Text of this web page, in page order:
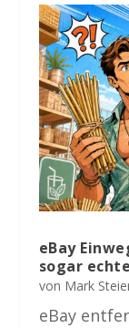
eBay
sogar
von Mark
eBay